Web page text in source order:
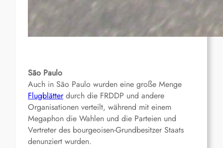
São Paulo
Auch in São Paulo wurden eine große Menge
Flugblätterdurch die FRDDP und andere
Organisationen verteilt, während mit einem
Megaphon die Wahlen und die Parteien und
Vertreter des bourgeoisen-Grundbesitzer Staats
denunziert wurden.